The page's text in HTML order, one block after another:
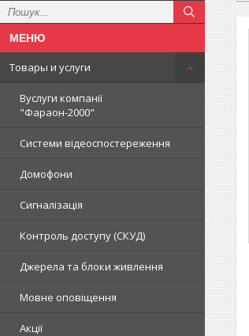
Товары и услуги
Вуслуги компанії
"Фараон-2000"
Системи відеоспостереження
Домофони
Сигналізація
Контроль доступу (СКУД)
Джерела та блоки живлення
Мовне оповіщення
Акції